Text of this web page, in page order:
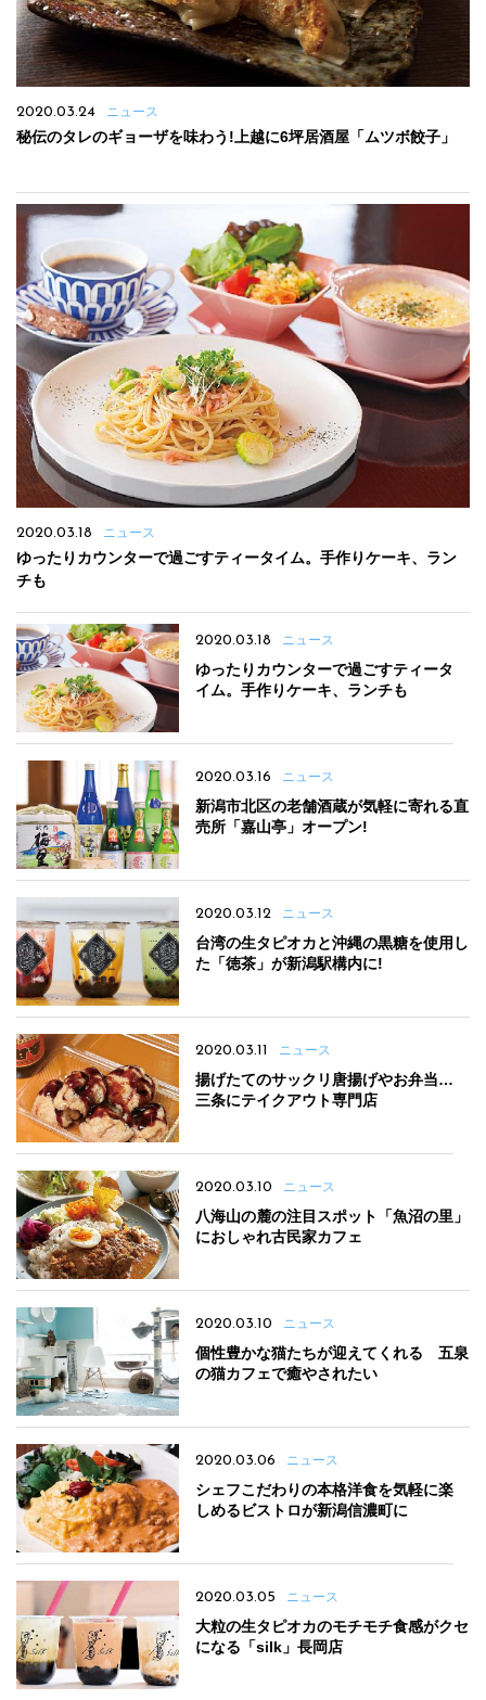
2020.03.24 ニュース
秘伝のタレのギョーザを味わう!上越に6坪居酒屋「ムツボ餃子」
2020.03.18 ニュース
ゆったりカウンターで過ごすティータイム。手作りケーキ、ラン
チも
2020.03.18 ニュース
ゆったりカウンターで過ごすティータ
イム。手作りケーキ、ランチも
2020.03.16 ニュース
新潟市北区の老舗酒蔵が気軽に寄れる直
売所「嘉山亭」オープン!
2020.03.12 ニュース
台湾の生タピオカと沖縄の黒糖を使用し
た「徳茶」が新潟駅構内に!
2020.03.11 ニュース
揚げたてのサックリ唐揚げやお弁当…
三条にテイクアウト専門店
2020.03.10 ニュース
八海山の麓の注目スポット「魚沼の里」
におしゃれ古民家カフェ
2020.03.10 ニュース
個性豊かな猫たちが迎えてくれる 五泉
の猫カフェで癒やされたい
2020.03.06 ニュース
シェフこだわりの本格洋食を気軽に楽
しめるビストロが新潟信濃町に
2020.03.05 ニュース
大粒の生タピオカのモチモチ食感がクセ
になる「silk」長岡店